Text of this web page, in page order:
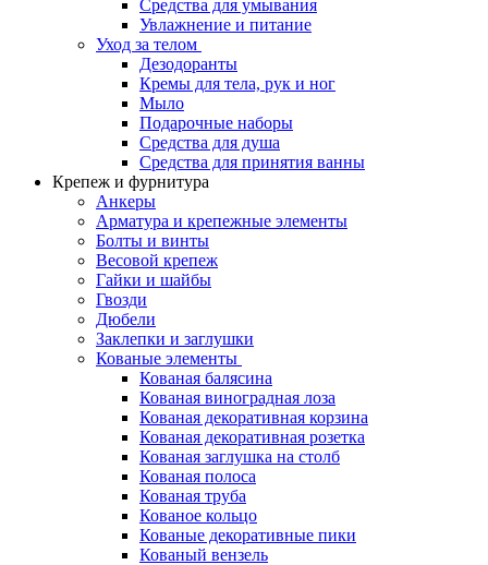
Средства для умывания
Увлажнение и питание
Уход за телом
Дезодоранты
Кремы для тела, рук и ног
Мыло
Подарочные наборы
Средства для душа
Средства для принятия ванны
Крепеж и фурнитура
Анкеры
Арматура и крепежные элементы
Болты и винты
Весовой крепеж
Гайки и шайбы
Гвозди
Дюбели
Заклепки и заглушки
Кованые элементы
Кованая балясина
Кованая виноградная лоза
Кованая декоративная корзина
Кованая декоративная розетка
Кованая заглушка на столб
Кованая полоса
Кованая труба
Кованое кольцо
Кованые декоративные пики
Кованый вензель